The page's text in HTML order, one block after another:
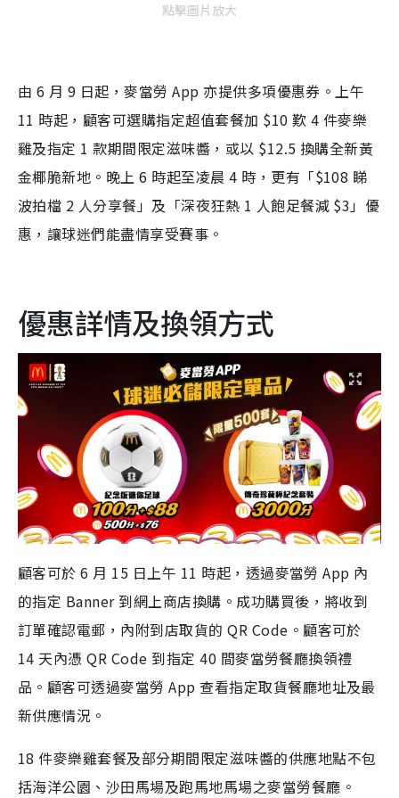
點擊圖片放大
由 6 月 9 日起，麥當勞 App 亦提供多項優惠券。上午
11 時起，顧客可選購指定超值套餐加 $10 歎 4 件麥樂
雞及指定 1 款期間限定滋味醬，或以 $12.5 換購全新黃
金椰脆新地。晚上 6 時起至凌晨 4 時，更有「$108 睇
波拍檔 2 人分享餐」及「深夜狂熱 1 人飽足餐減 $3」優
惠，讓球迷們能盡情享受賽事。
優惠詳情及換領方式
顧客可於 6 月 15 日上午 11 時起，透過麥當勞 App 內
的指定 Banner 到網上商店換購。成功購買後，將收到
訂單確認電郵，內附到店取貨的 QR Code。顧客可於
14 天內憑 QR Code 到指定 40 間麥當勞餐廳換領禮
品。顧客可透過麥當勞 App 查看指定取貨餐廳地址及最
新供應情況。
18 件麥樂雞套餐及部分期間限定滋味醬的供應地點不包
括海洋公園、沙田馬場及跑馬地馬場之麥當勞餐廳。